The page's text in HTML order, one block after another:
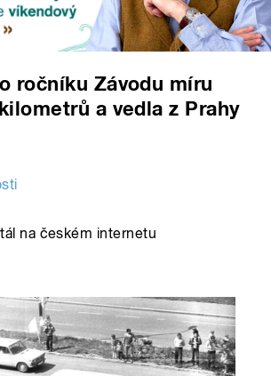
ročníku Závodu míru
a vedla z Prahy
na českém internetu